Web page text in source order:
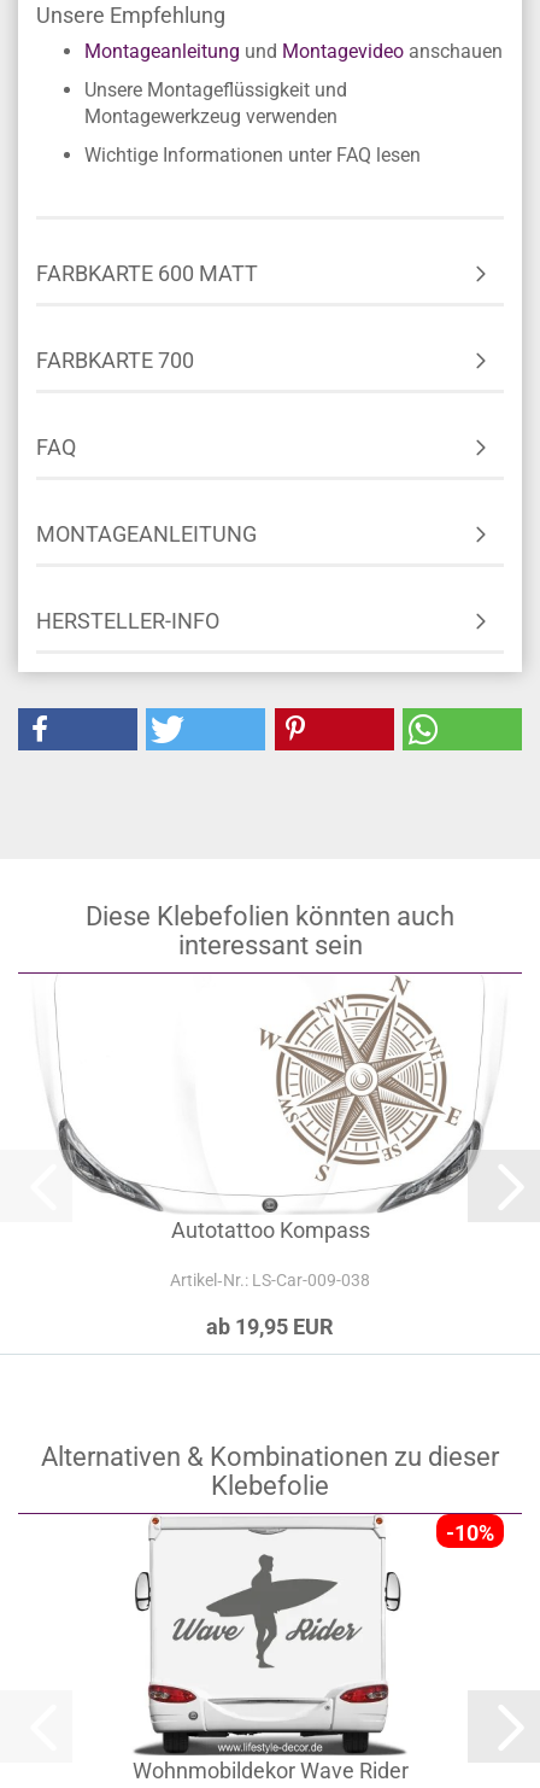
Unsere Empfehlung
Montageanleitung und Montagevideo anschauen
Unsere Montageflüssigkeit und
Montagewerkzeug verwenden
Wichtige Informationen unter FAQ lesen
FARBKARTE 600 MATT
FARBKARTE 700
FAQ
MONTAGEANLEITUNG
HERSTELLER-INFO
Diese Klebefolien könnten auch
interessant sein
Autotattoo Kompass
Artikel‑Nr.: LS-Car-009-038
ab 19,95 EUR
Alternativen & Kombinationen zu dieser
Klebefolie
-10%
Wohnmobildekor Wave Rider